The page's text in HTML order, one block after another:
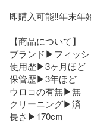
即購入可能‼️年末年
【商品について】
ブランド▶︎フィッ
使用歴▶︎3ヶ月ほど
保管歴▶︎3年ほど
ウロコの有無▶︎無
クリーニング▶︎済
長さ▶︎170cm